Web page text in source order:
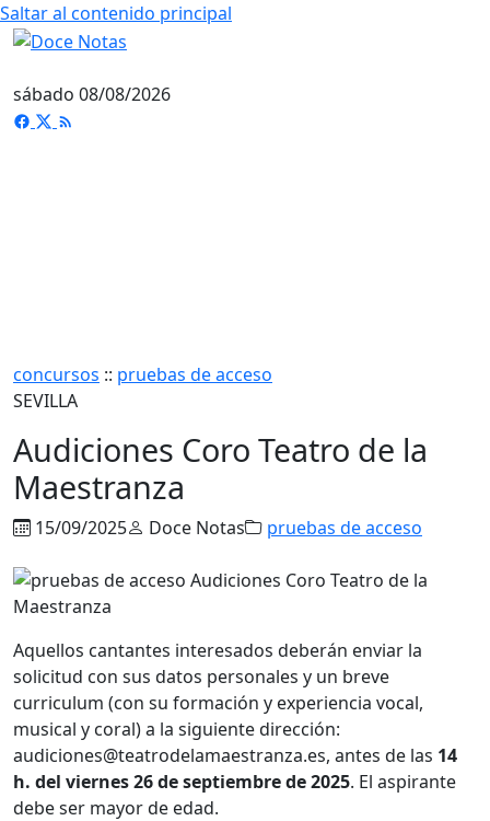
Saltar al contenido principal
sábado 08/08/2026
concursos :: pruebas de acceso
SEVILLA
Audiciones Coro Teatro de la
Maestranza
15/09/2025 Doce Notas pruebas de acceso
Aquellos cantantes interesados deberán enviar la
solicitud con sus datos personales y un breve
curriculum (con su formación y experiencia vocal,
musical y coral) a la siguiente dirección:
audiciones@teatrodelamaestranza.es, antes de las 14
h. del viernes 26 de septiembre de 2025. El aspirante
debe ser mayor de edad.